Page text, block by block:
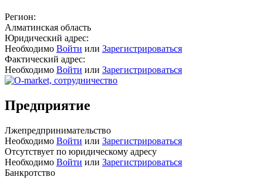
Регион:
Алматинская область
Юридический адрес:
Необходимо Войти или Зарегистрироваться
Фактический адрес:
Необходимо Войти или Зарегистрироваться
Предприятие
Лжепредпринимательство
Необходимо Войти или Зарегистрироваться
Отсутствует по юридическому адресу
Необходимо Войти или Зарегистрироваться
Банкротство